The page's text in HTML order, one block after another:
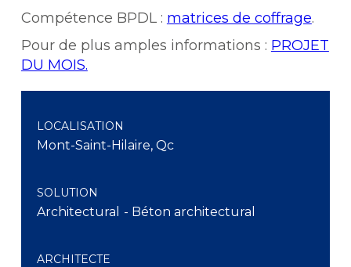
Compétence BPDL : matrices de coffrage.
Pour de plus amples informations : PROJET
DU MOIS.
LOCALISATION
Mont-Saint-Hilaire, Qc
SOLUTION
Architectural - Béton architectural
ARCHITECTE